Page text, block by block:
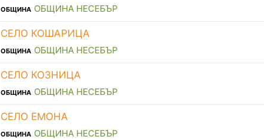
ОБЩИНА ОБЩИНА НЕСЕБЪР
СЕЛО КОШАРИЦА
ОБЩИНА ОБЩИНА НЕСЕБЪР
СЕЛО КОЗНИЦА
ОБЩИНА ОБЩИНА НЕСЕБЪР
СЕЛО ЕМОНА
ОБЩИНА ОБЩИНА НЕСЕБЪР